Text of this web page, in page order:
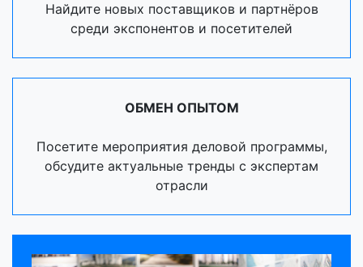
Найдите новых поставщиков и партнёров
среди экспонентов и посетителей
ОБМЕН ОПЫТОМ
Посетите мероприятия деловой программы,
обсудите актуальные тренды с экспертам
отрасли